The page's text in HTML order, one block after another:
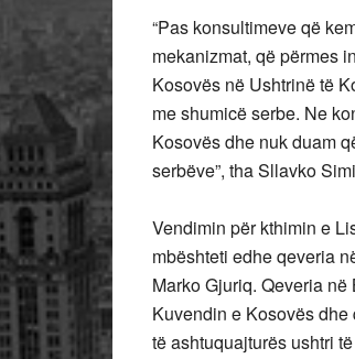
“Pas konsultimeve që
mekanizmat, që përmes
Kosovës në Ushtrinë të
me shumicë serbe. Ne
Kosovës dhe nuk duam
serbëve”, tha Sllavko
Vendimin për kthimin e
mbështeti edhe qeveria
Marko Gjuriq. Qeveria
Kuvendin e Kosovës
të ashtuquajturës ushtri